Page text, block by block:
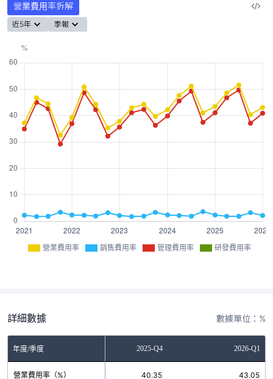
營業費用率拆解
近5年 季報
營業費用率 銷售費用率 管理費用率 研發費用率
詳細數據 數據單位：%
年度/季度2025-Q3 2025-Q4 2026-Q1
營業費用率（%）
51.56 40.35 43.05